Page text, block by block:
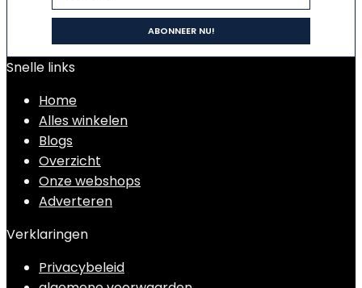
Snelle links
Home
Alles winkelen
Blogs
Overzicht
Onze webshops
Adverteren
Verklaringen
Privacybeleid